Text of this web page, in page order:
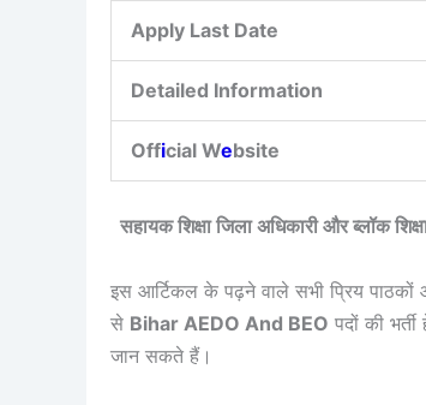
Apply Last Date
Detailed Information
Official Website
सहायक शिक्षा जिला अधिकारी और ब्लॉक
इस आर्टिकल के पढ़ने वाले सभी प्रिय पाठकों
से Bihar AEDO And BEO पदों की
जान सकते हैं।